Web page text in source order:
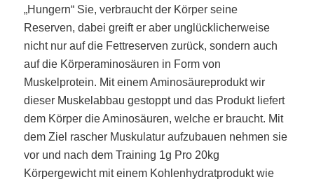
„Hungern“ Sie, verbraucht der Körper seine
Reserven, dabei greift er aber unglücklicherweise
nicht nur auf die Fettreserven zurück, sondern auch
auf die Körperaminosäuren in Form von
Muskelprotein. Mit einem Aminosäureprodukt wir
dieser Muskelabbau gestoppt und das Produkt liefert
dem Körper die Aminosäuren, welche er braucht. Mit
dem Ziel rascher Muskulatur aufzubauen nehmen sie
vor und nach dem Training 1g Pro 20kg
Körpergewicht mit einem Kohlenhydratprodukt wie